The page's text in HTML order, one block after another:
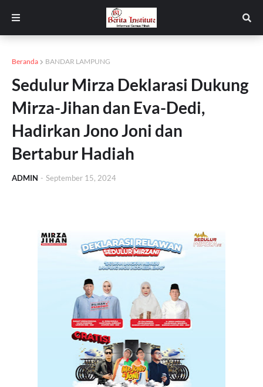
Beranda BANDAR LAMPUNG
Sedulur Mirza Deklarasi Dukung
Mirza-Jihan dan Eva-Dedi,
Hadirkan Jono Joni dan
Bertabur Hadiah
ADMIN - September 15, 2024